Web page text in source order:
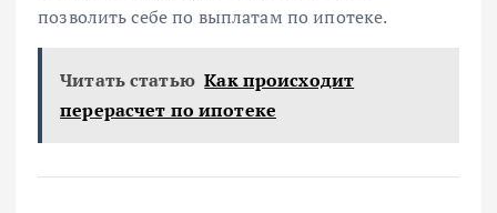
позволить себе по выплатам по ипотеке.
Читать статью Как происходит
перерасчет по ипотеке